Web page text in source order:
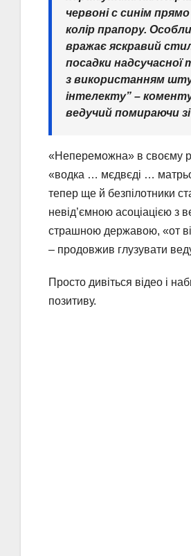
червоні с синім прямо
колір прапору.
вражає яскравий
посадки надсучасної
з використанням
інтелекту” –
ведучий помираючи зі
«Непереможна» в своєму
«водка … мєдвєді …
тепер ще й безпілотники
невід’ємною асоціацією з
страшною державою, «от
– продовжив глузувати
Просто дивіться відео і
позитиву.